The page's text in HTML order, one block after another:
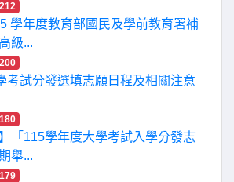
212
學年度教育部國民及學前教育署補
級...
200
考試分發選填志願日程及相關注意
180
】「115學年度大學考試入學分發志
舉...
179